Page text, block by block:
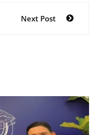
Next Post